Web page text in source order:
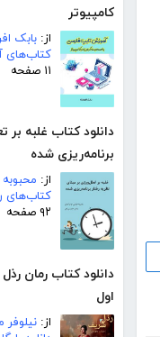
کامپیوتر
از: بابک
کتاب‌های
۱۱ صفحه
دانلود کتاب غلبه بر
برنامه‌ریزی شده
از:
کتاب‌های
۹۲ صفحه
دانلود کتاب رمان
اول
از: نیلوفر